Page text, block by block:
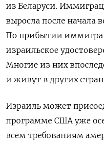
из Беларуси.
выросла после начала
По прибытии
израильское
Многие из них
и живут в других
Израиль может
программе США уже
всем требованиям